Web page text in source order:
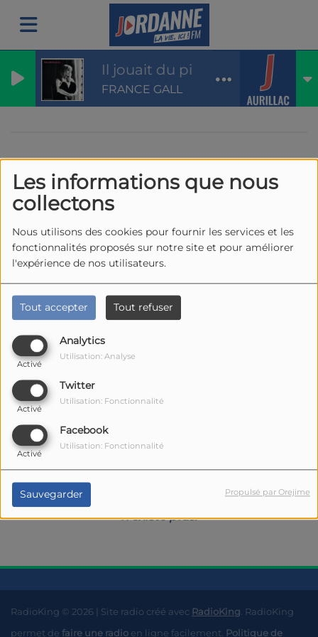
Les informations que nous
collectons
Nous utilisons des cookies pour fournir les services et les
fonctionnalités proposés sur notre site et pour améliorer
l'expérience de nos utilisateurs.
Tout accepter Tout refuser
Analytics
Activé
Utilisation: Analyse
Twitter
Activé
Utilisation: Fonctionnalité
Facebook
Activé
Utilisation: Fonctionnalité
Sauvegarder Propulsé par Orejime
Il jouait du piano debout
FRANCE GALL
Oups, vous avez
rencontré une erreur.
Il semble que la page que vous recherchez
n’existe plus.
RadioKing © 2026 | Site radio créé avec RadioKing . RadioKing
permet de faire une radio en ligne facilement. Politique de